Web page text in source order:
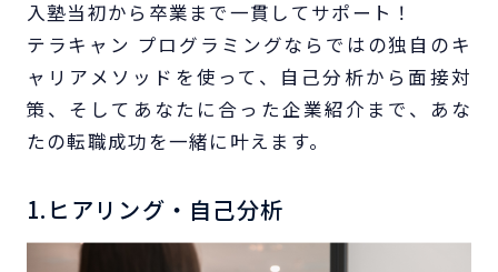
入塾当初から卒業まで一貫してサポート！
テラキャン プログラミングならではの独自のキ
ャリアメソッドを使って、自己分析から面接対
策、 そしてあなたに合った企業紹介まで、あな
たの転職成功を一緒に叶えます。
1.ヒアリング・自己分析